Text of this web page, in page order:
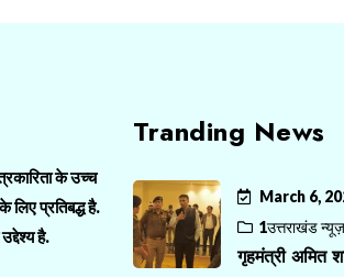
के उच्च
लिए प्रतिबद्ध है.
है.
Tranding News
March 6,
1उत्तराखंड
गृहमंत्री अमित